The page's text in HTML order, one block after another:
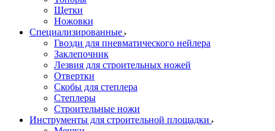
Щетки
Ножовки
Специализированные
Гвозди для пневматического нейлера
Заклепочник
Лезвия для строительных ножей
Отвертки
Скобы для степлера
Степлеры
Строительные ножи
Инструменты для строительной площадки